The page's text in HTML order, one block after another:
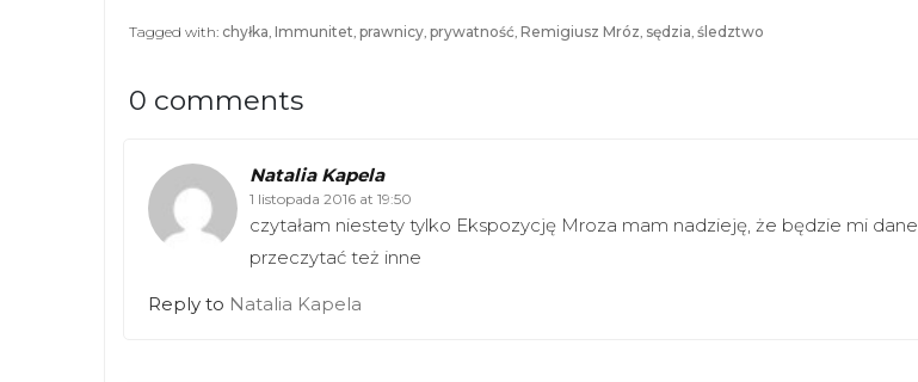
w
w
d
o
e
w
n
d
Tagged with: chyłka, Immunitet, prawnicy, prywatność, Remigiusz Mróz, sędzia, śledztwo
0 comments
Natalia Kapela
1 listopada 2016 at 19:50
czytałam niestety tylko Ekspozycję Mroza mam nadzieję, że będzie mi dane
przeczytać też inne
Reply to Natalia Kapela